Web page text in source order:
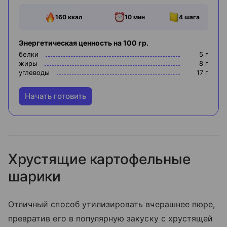
160ккал 10 мин 4 шага
Энергетическая ценность на 100 гр.
белки 5 г
жиры
8 г
углеводы
17 г
Начать готовить
Хрустящие картофельные
шарики
Отличный способ утилизировать вчерашнее пюре,
превратив его в популярную закуску с хрустящей